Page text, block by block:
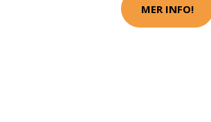
MER INFO!